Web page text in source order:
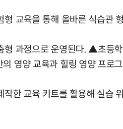
교육을 통해 올바른 식습관
형 과정으로 운영된다. ▲초등
영양 교육과 힐링 영양 프로
한 교육 키트를 활용해 실습